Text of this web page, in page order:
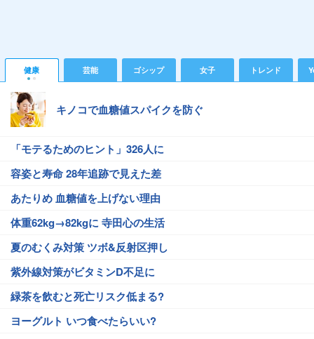
健康 芸能 ゴシップ 女子 トレンド
キノコで血糖値スパイクを防ぐ
「モテるためのヒント」326人に
容姿と寿命 28年追跡で見えた差
あたりめ 血糖値を上げない理由
体重62kg→82kgに 寺田心の生活
夏のむくみ対策 ツボ&反射区押し
紫外線対策がビタミンD不足に
緑茶を飲むと死亡リスク低まる?
ヨーグルト いつ食べたらいい?